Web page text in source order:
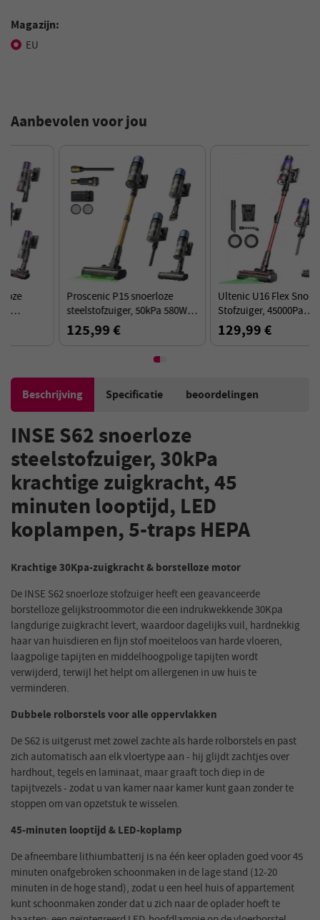
Magazijn:
EU
Aanbevolen voor jou
Proscenic P15 snoerloze
steelstofzuiger, 50kPa 580W
krachtige zuigkracht, 70min
looptijd, anti-klitborstel -
125,99 €
Ultenic U16 Flex Snoerloze
Stofzuiger, 45000Pa
Zuigkracht, 60min Werktijd,
180° Flexibele Wand - Zwart
129,99 €
Beschrijving Specificatie beoordelingen
INSE S62 snoerloze
steelstofzuiger, 30kPa
krachtige zuigkracht, 45
minuten looptijd, LED
koplampen, 5-traps HEPA
Krachtige 30Kpa-zuigkracht & borstelloze motor
De INSE S62 snoerloze stofzuiger heeft een geavanceerde
borstelloze gelijkstroommotor die een indrukwekkende 30Kpa
langdurige zuigkracht levert, waardoor dagelijks vuil, hardnekkig
haar van huisdieren en fijn stof moeiteloos van harde vloeren,
laagpolige tapijten en middelhoogpolige tapijten wordt
verwijderd, terwijl het helpt om allergenen in uw huis te
verminderen.
Dubbele rolborstels voor alle oppervlakken
De S62 is uitgerust met zowel zachte als harde rolborstels en past
zich automatisch aan elk vloertype aan - hij glijdt zachtjes over
hardhout, tegels en laminaat, maar graaft toch diep in de
tapijtvezels - zodat u van kamer naar kamer kunt gaan zonder te
stoppen om van opzetstuk te wisselen.
45-minuten looptijd & LED-koplamp
De afneembare lithiumbatterij is na één keer opladen goed voor 45
minuten onafgebroken schoonmaken in de lage stand (12-20
minuten in de hoge stand), zodat u een heel huis of appartement
kunt schoonmaken zonder dat u zich naar de oplader hoeft te